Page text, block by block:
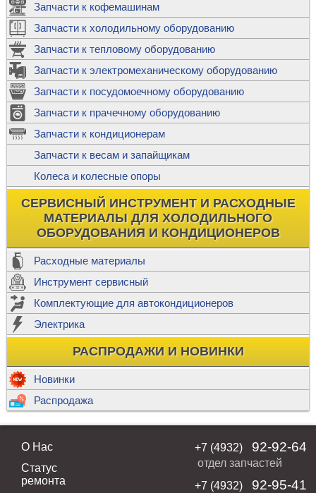
Запчасти к кофемашинам
Запчасти к холодильному оборудованию
Запчасти к тепловому оборудованию
Запчасти к электромеханическому оборудованию
Запчасти к посудомоечному оборудованию
Запчасти к прачечному оборудованию
Запчасти к кондиционерам
Запчасти к весам и запайщикам
Колеса и колесные опоры
СЕРВИСНЫЙ ИНСТРУМЕНТ И РАСХОДНЫЕ
МАТЕРИАЛЫ ДЛЯ ХОЛОДИЛЬНОГО
ОБОРУДОВАНИЯ И КОНДИЦИОНЕРОВ
Расходные материалы
Инструмент сервисный
Комплектующие для автокондиционеров
Электрика
РАСПРОДАЖИ И НОВИНКИ
Новинки
Распродажа
О Нас
Статус
ремонта
+7 (4932) 92-92-64
отдел запчастей
+7 (4932)
92-95-41